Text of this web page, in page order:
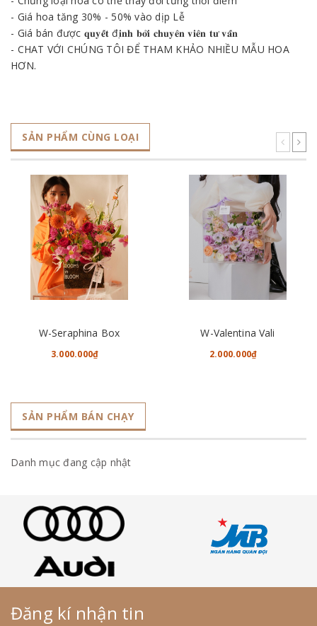
- Giá hoa tăng 30% - 50% vào dịp Lễ
- Giá bán được 𝐪𝐮𝐲𝐞̂́𝐭 đ𝐢̣𝐧𝐡 𝐛𝐨̛̉𝐢 𝐜𝐡𝐮𝐲𝐞̂𝐧 𝐯𝐢𝐞̂𝐧 𝐭𝐮̛ 𝐯𝐚̂́𝐧
- CHAT VỚI CHÚNG TÔI ĐỂ THAM KHẢO NHIỀU MẪU HOA
HƠN.
SẢN PHẨM CÙNG LOẠI
W-Seraphina Box
3.000.000₫
W-Valentina Vali
2.000.000₫
SẢN PHẨM BÁN CHẠY
Danh mục đang cập nhật
Đăng kí nhận tin